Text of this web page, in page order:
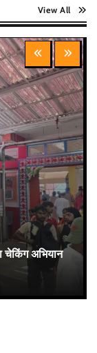
View All
चेकिंग अभियान